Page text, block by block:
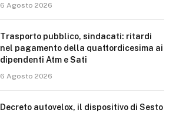
6 Agosto 2026
Trasporto pubblico, sindacati: ritardi
nel pagamento della quattordicesima ai
dipendenti Atm e Sati
6 Agosto 2026
Decreto autovelox, il dispositivo di Sesto